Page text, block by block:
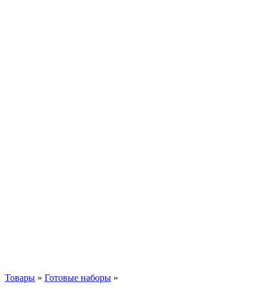
Товары » Готовые наборы »